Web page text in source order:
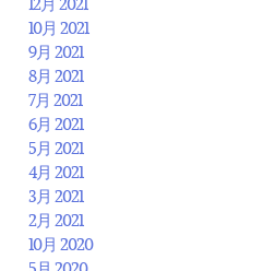
10月 2021
9月 2021
8月 2021
7月 2021
6月 2021
5月 2021
4月 2021
3月 2021
2月 2021
10月 2020